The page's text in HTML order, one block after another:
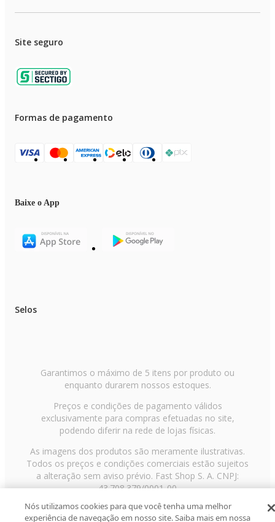
Site seguro
Formas de pagamento
Baixe o App
Selos
Garantimos o máximo de 5 itens por produto ou
enquanto durarem nossos estoques.
Preços e condições de pagamento válidos
exclusivamente para compras efetuadas no site,
podendo diferir na rede de lojas físicas.
As imagens dos produtos são meramente ilustrativas.
Todos os preços e condições comerciais estão sujeitos
a alteração sem aviso prévio. Fast Shop S. A. CNPJ:
43.708.379/0001-00
Avenida Zaki Narchi, nº 1650, sobreloja, Carandiru, São
Nós utilizamos cookies para que você tenha uma melhor
experiência de navegação em nosso site. Saiba mais em nossa